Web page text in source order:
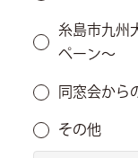
糸島市九州
ペーン～
同窓会から
その他